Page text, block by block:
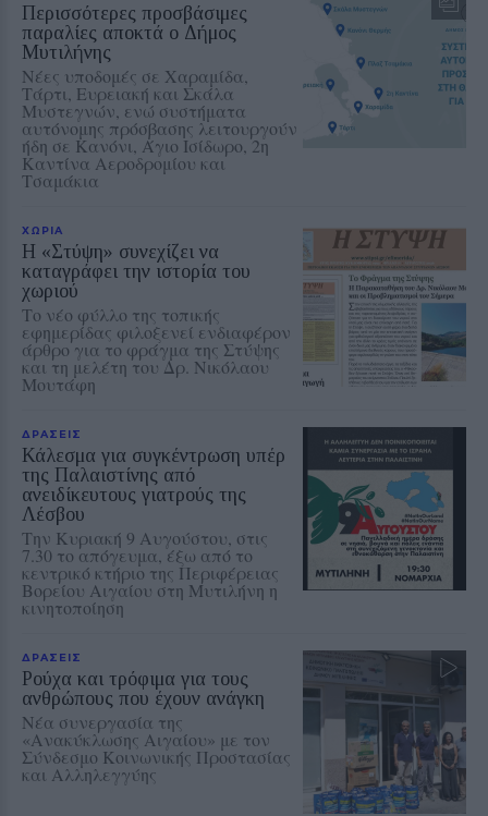
Περισσότερες προσβάσιμες
παραλίες αποκτά ο Δήμος
Μυτιλήνης
Νέες υποδομές σε Χαραμίδα,
Τάρτι, Ευρειακή και Σκάλα
Μυστεγνών, ενώ συστήματα
αυτόνομης πρόσβασης λειτουργούν
ήδη σε Κανόνι, Άγιο Ισίδωρο, 2η
Καντίνα Αεροδρομίου και
Τσαμάκια
ΧΩΡΙΑ
Η «Στύψη» συνεχίζει να
καταγράφει την ιστορία του
χωριού
Το νέο φύλλο της τοπικής
εφημερίδας φιλοξενεί ενδιαφέρον
άρθρο για το φράγμα της Στύψης
και τη μελέτη του Δρ. Νικόλαου
Μουτάφη
ΔΡΑΣΕΙΣ
Κάλεσμα για συγκέντρωση υπέρ
της Παλαιστίνης από
ανειδίκευτους γιατρούς της
Λέσβου
Την Κυριακή 9 Αυγούστου, στις
7.30 το απόγευμα, έξω από το
κεντρικό κτήριο της Περιφέρειας
Βορείου Αιγαίου στη Μυτιλήνη η
κινητοποίηση
ΔΡΑΣΕΙΣ
Ρούχα και τρόφιμα για τους
ανθρώπους που έχουν ανάγκη
Νέα συνεργασία της
«Ανακύκλωσης Αιγαίου» με τον
Σύνδεσμο Κοινωνικής Προστασίας
και Αλληλεγγύης